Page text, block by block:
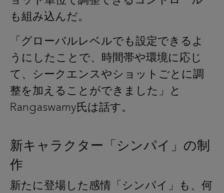
も組み込んだ。
「グローバルレベルでも設定できるよ
うにしたことで、時間帯や環境に応じ
て、シークエンスやショットごとに調
整を加えることができました」と
Rangaswamy氏は話す。
新キャラクター「シンパイ」の制
作
新たに登場した感情「シンパイ」も、何